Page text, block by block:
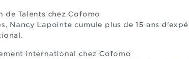
Talents chez Cofomo
Nancy Lapointe cumule plus de 15 ans
international chez Cofomo